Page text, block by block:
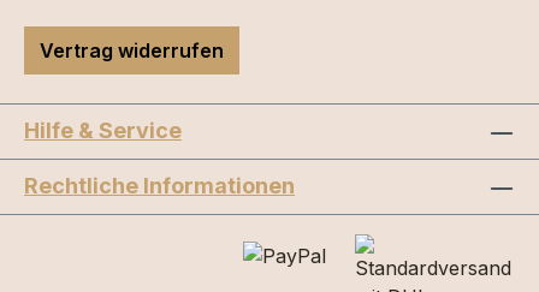
Vertrag widerrufen
Hilfe & Service
Rechtliche Informationen